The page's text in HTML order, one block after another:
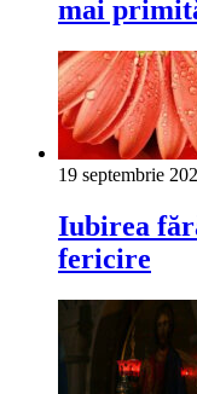
mai
19 septembrie
Iubirea
fericire